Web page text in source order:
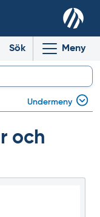
Sök Meny
och
Undermeny